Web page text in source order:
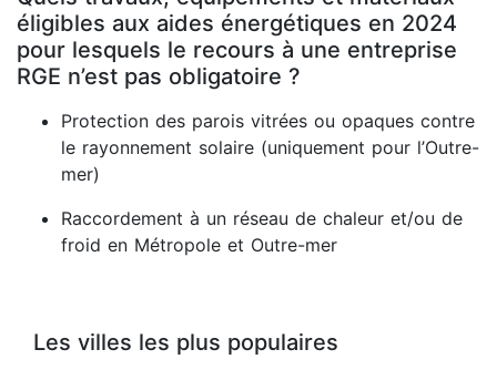
éligibles aux aides énergétiques en 2024
pour lesquels le recours à une entreprise
RGE n’est pas obligatoire ?
Protection des parois vitrées ou opaques contre
le rayonnement solaire (uniquement pour l’Outre-
mer)
Raccordement à un réseau de chaleur et/ou de
froid en Métropole et Outre-mer
Les villes les plus populaires